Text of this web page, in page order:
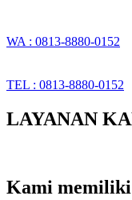
WA : 0813-8880-0152
TEL : 0813-8880-0152
LAYANAN
Kami memiliki